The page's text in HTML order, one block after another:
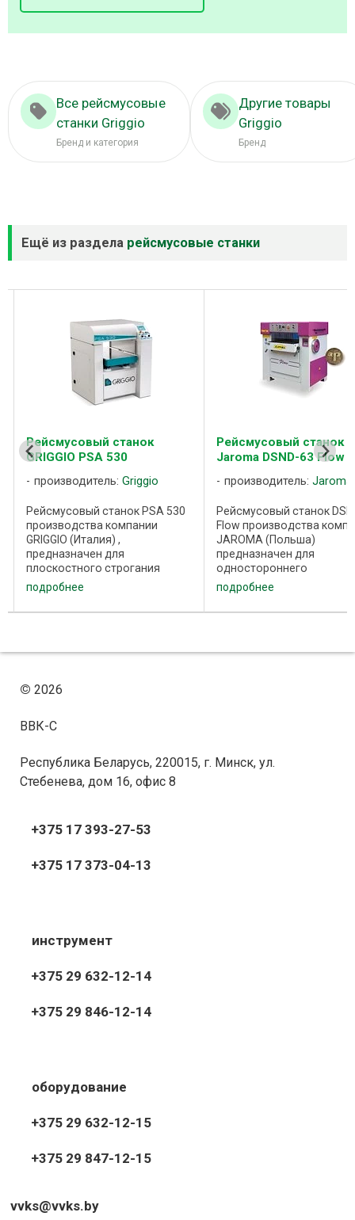
Все рейсмусовые
станки Griggio
Бренд и категория
Другие товары
Griggio
Бренд
Ещё из раздела рейсмусовые станки
Рейсмусовый станок
GRIGGIO PSA 530
производитель: Griggio
Рейсмусовый станок PSA 530
производства компании
GRIGGIO (Италия) ,
предназначен для
плоскостного строгания
досок, брусков, щитов и иных
деталей из дерева в заданный
размер. Рейсмусовые станки
выполненным из ...
подробнее
Рейсмусовый станок
Jaroma DSND-63 Flow
производитель: Jaroma
Рейсмусовый станок
Flow производства
JAROMA (Польша)
предназначен для
одностороннего
фрезерования
деревянных досок, реек,
брусков до требуемой
жесткая станина и
подробнее
© 2026
ВВК-С
Республика Беларусь, 220015, г. Минск, ул.
Стебенева, дом 16, офис 8
+375 17 393-27-53
+375 17 373-04-13
инструмент
+375 29 632-12-14
+375 29 846-12-14
оборудование
+375 29 632-12-15
+375 29 847-12-15
vvks@vvks.by